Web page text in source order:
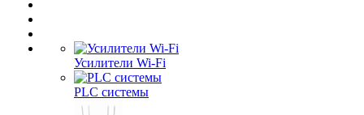
Усилители Wi-Fi
PLC системы